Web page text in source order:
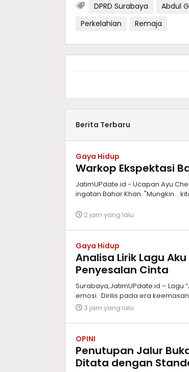
DPRD Surabaya Abdul
Perkelahian
Remaja
Berita Terbaru
Gaya Hidup
Warkop Ekspektasi
JatimUPdate.id - Ucapan Ayu
ingatan Bahar Khan. "Mungkin...
2 jam yang lalu
Gaya Hidup
Analisa Lirik Lagu
Penyesalan Cinta
Surabaya,JatimUPdate.id – Lagu
emosi. Dirilis pada era
3 jam yang lalu
OPINI
Penutupan Jalur
Ditata dengan